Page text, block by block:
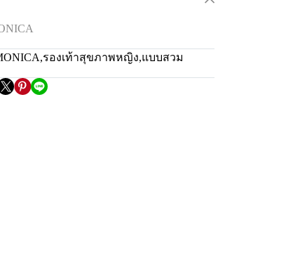
,รองเท้าสุขภาพหญิง,แบบสวม